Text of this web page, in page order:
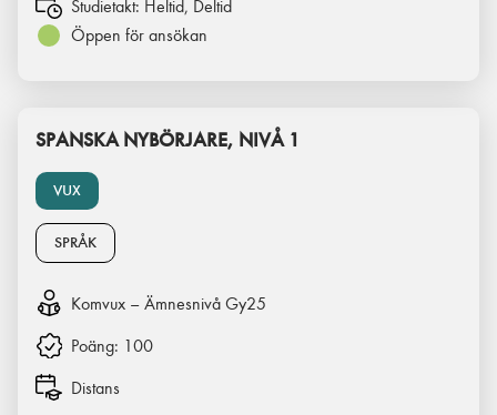
Studietakt: Heltid, Deltid
Öppen för ansökan
VUX
SPANSKA NYBÖRJARE, NIVÅ 1
SPRÅK
Komvux – Ämnesnivå Gy25
Poäng: 100
Distans